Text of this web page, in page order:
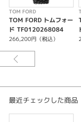
腕時計
TOM FORD
MOVEMENT
ペルラージュ装飾/ロジウ
PRODUCT FEATURES
TOM FORD
TOM FORD トムフォー
ド TF0120268084
266,200円（税込）
最近チェックした商品